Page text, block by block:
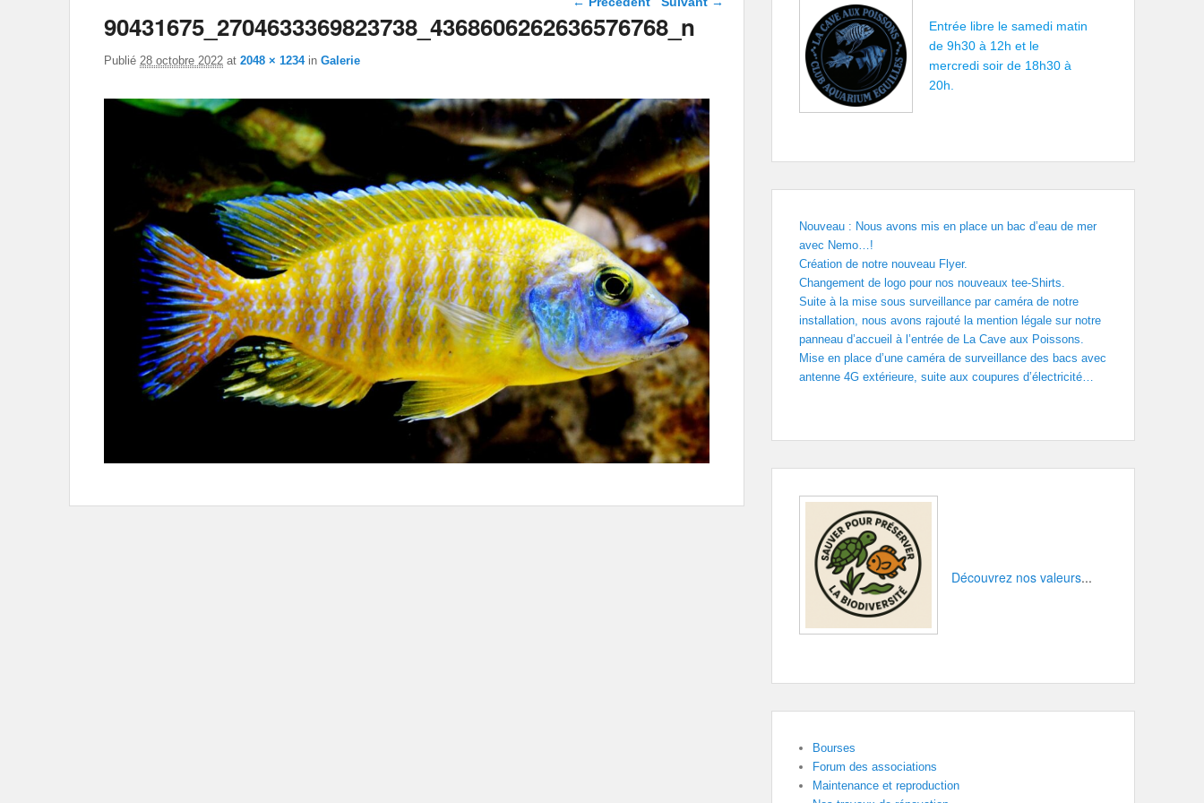
90431675_2704633369823738_4368606262636576768_n
Publié 28 octobre 2022 at 2048 × 1234in Galerie
Entrée libre le samedi matin
de 9h30 à 12h et le
mercredi soir de 18h30 à
20h.
Nouveau : Nous avons mis en place un bac d’eau de mer
avec Nemo…!
Création de notre nouveau Flyer.
Changement de logo pour nos nouveaux tee-Shirts.
Suite à la mise sous surveillance par caméra de notre
installation, nous avons rajouté la mention légale sur notre
panneau d’accueil à l’entrée de La Cave aux Poissons.
Mise en place d’une caméra de surveillance des bacs avec
antenne 4G extérieure, suite aux coupures d’électricité…
Découvrez nos valeurs...
Bourses
Forum des associations
Maintenance et reproduction